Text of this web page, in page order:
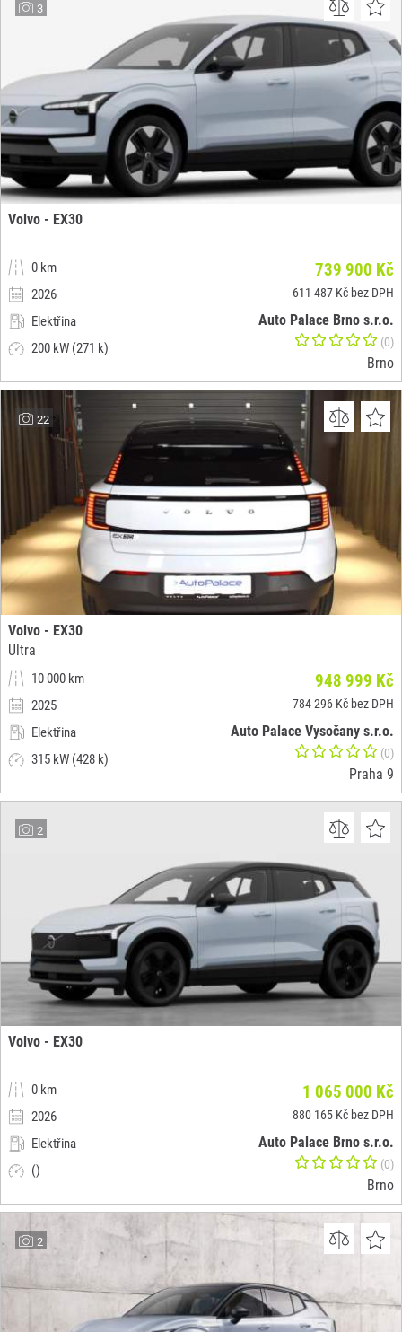
3
Volvo - EX30
0 km
2026
Elektřina
200 kW (271 k)
739 900 Kč
611 487 Kč bez DPH
Auto Palace Brno s.r.o.
(0)
Brno
22
Volvo - EX30
Ultra
10 000 km
2025
Elektřina
315 kW (428 k)
948 999 Kč
784 296 Kč bez DPH
Auto Palace Vysočany s.r.o.
(0)
Praha 9
2
Volvo - EX30
0 km
2026
Elektřina
()
1 065 000 Kč
880 165 Kč bez DPH
Auto Palace Brno s.r.o.
(0)
Brno
2